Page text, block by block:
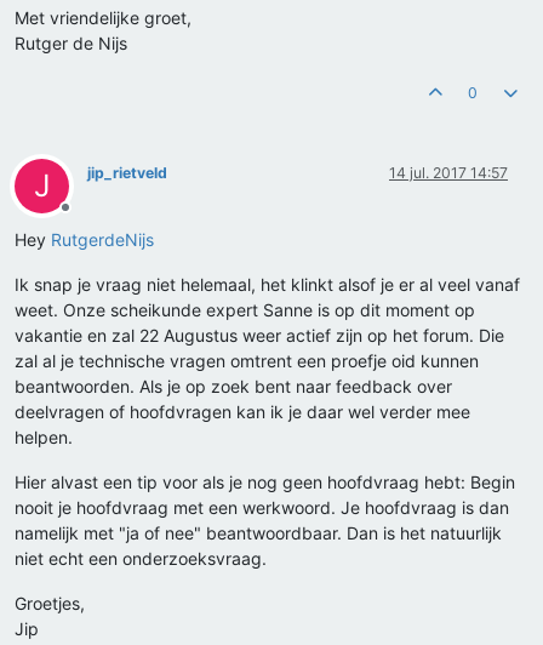
Met vriendelijke groet,
Rutger de Nijs
0
J
Offline
jip_rietveld 14 jul. 2017 14:57
Hey RutgerdeNijs
Ik snap je vraag niet helemaal, het klinkt alsof je er al veel vanaf
weet. Onze scheikunde expert Sanne is op dit moment op
vakantie en zal 22 Augustus weer actief zijn op het forum. Die
zal al je technische vragen omtrent een proefje oid kunnen
beantwoorden. Als je op zoek bent naar feedback over
deelvragen of hoofdvragen kan ik je daar wel verder mee
helpen.
Hier alvast een tip voor als je nog geen hoofdvraag hebt: Begin
nooit je hoofdvraag met een werkwoord. Je hoofdvraag is dan
namelijk met "ja of nee" beantwoordbaar. Dan is het natuurlijk
niet echt een onderzoeksvraag.
Groetjes,
Jip